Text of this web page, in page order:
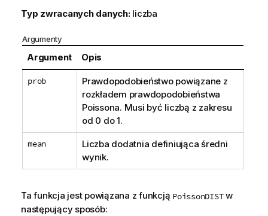
Typ zwracanych danych: liczba
Argumenty
Argument Opis
prob
Prawdopodobieństwo powiązane z
rozkładem prawdopodobieństwa
Poissona. Musi być liczbą z zakresu
od 0 do 1.
mean
Liczba dodatnia definiująca średni
wynik.
Ta funkcja jest powiązana z funkcją PoissonDISTw
następujący sposób: